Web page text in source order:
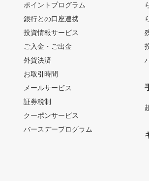
ポイントプログラム
銀行との口座連携
投資情報サービス
ご入金・ご出金
外貨決済
お取引時間
メールサービス
証券税制
クーポンサービス
バースデープログラム